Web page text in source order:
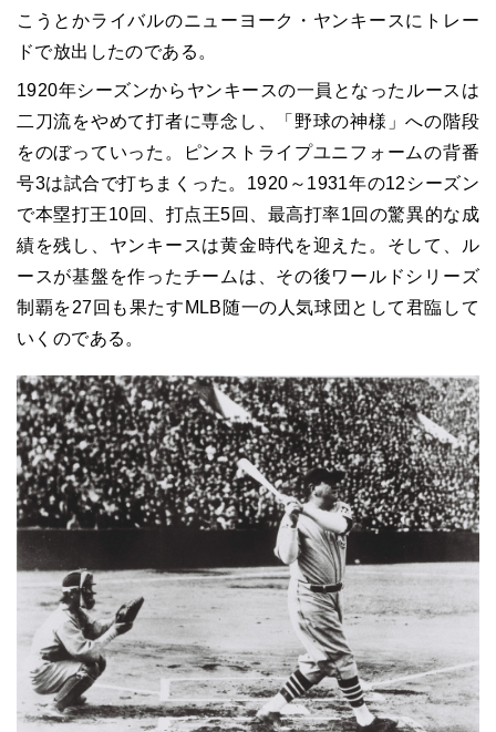
こうとかライバルのニューヨーク・ヤンキースにトレー
ドで放出したのである。
1920年シーズンからヤンキースの一員となったルースは
二刀流をやめて打者に専念し、「野球の神様」への階段
をのぼっていった。ピンストライプユニフォームの背番
号3は試合で打ちまくった。1920～1931年の12シーズン
で本塁打王10回、打点王5回、最高打率1回の驚異的な成
績を残し、ヤンキースは黄金時代を迎えた。そして、ル
ースが基盤を作ったチームは、その後ワールドシリーズ
制覇を27回も果たすMLB随一の人気球団として君臨して
いくのである。